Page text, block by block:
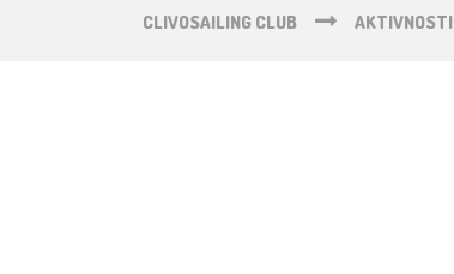
CLIVOSAILING CLUB AKTIVNOSTI